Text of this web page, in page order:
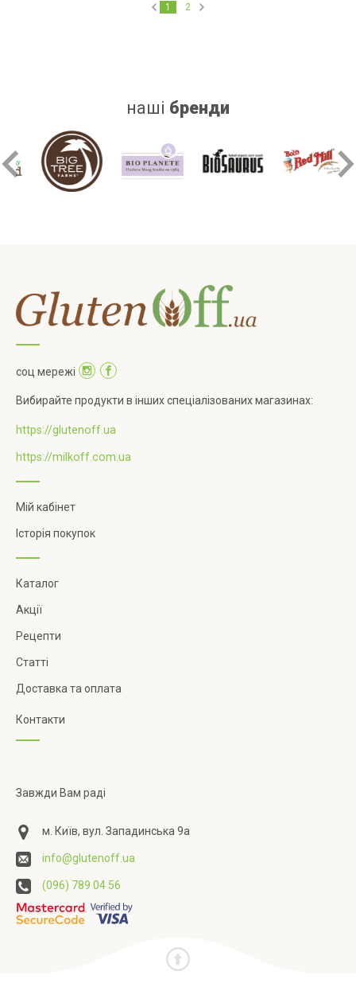
1 2
наші бренди
соц мережі
Вибирайте продукти в інших спеціалізованих магазинах:
https://glutenoff.ua
https://milkoff.com.ua
Мій кабінет
Історія покупок
Каталог
Акції
Рецепти
Статті
Доставка та оплата
Контакти
Завжди Вам раді
м. Київ, вул. Западинська 9а
info@glutenoff.ua
(096) 789 04 56